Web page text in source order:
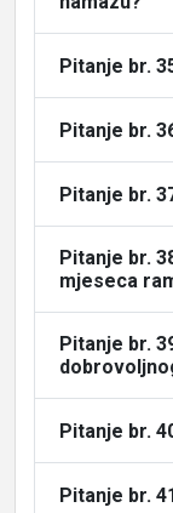
Pitanje br.
Pitanje br.
Pitanje br.
Pitanje br.
mjeseca
Pitanje br.
Pitanje br.
Pitanje br.